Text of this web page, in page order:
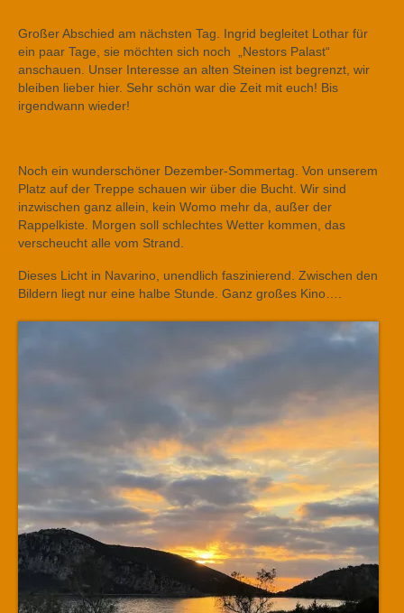
Großer Abschied am nächsten Tag. Ingrid begleitet Lothar für
ein paar Tage, sie möchten sich noch „Nestors Palast“
anschauen. Unser Interesse an alten Steinen ist begrenzt, wir
bleiben lieber hier. Sehr schön war die Zeit mit euch! Bis
irgendwann wieder!
Noch ein wunderschöner Dezember-Sommertag. Von unserem
Platz auf der Treppe schauen wir über die Bucht. Wir sind
inzwischen ganz allein, kein Womo mehr da, außer der
Rappelkiste. Morgen soll schlechtes Wetter kommen, das
verscheucht alle vom Strand.
Dieses Licht in Navarino, unendlich faszinierend. Zwischen den
Bildern liegt nur eine halbe Stunde. Ganz großes Kino….